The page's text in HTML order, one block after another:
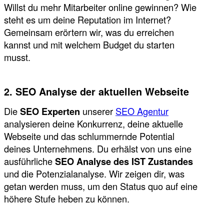
Willst du mehr Mitarbeiter online gewinnen? Wie
steht es um deine Reputation im Internet?
Gemeinsam erörtern wir, was du erreichen
kannst und mit welchem Budget du starten
musst.
2. SEO Analyse der aktuellen Webseite
DieSEO Experten unserer SEO Agentur
analysieren deine Konkurrenz, deine aktuelle
Webseite und das schlummernde Potential
deines Unternehmens. Du erhälst von uns eine
ausführlicheSEO Analyse des IST Zustandes
und die Potenzialanalyse. Wir zeigen dir, was
getan werden muss, um den Status quo auf eine
höhere Stufe heben zu können.